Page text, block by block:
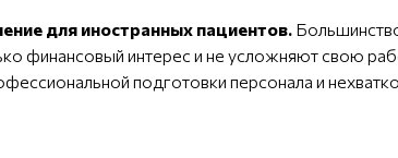
для иностранных пациентов.
финансовый интерес и не усложняют свою
подготовки персонала и